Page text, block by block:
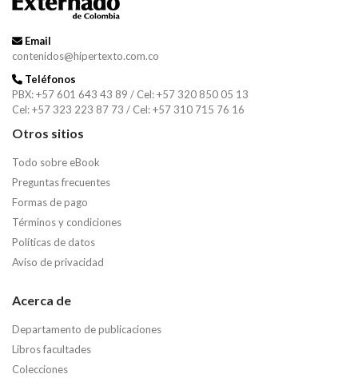
Email
contenidos@hipertexto.com.co
Teléfonos
PBX: +57 601 643 43 89 / Cel: +57 320 850 05 13
Cel: +57 323 223 87 73 / Cel: +57 310 715 76 16
Otros sitios
Todo sobre eBook
Preguntas frecuentes
Formas de pago
Términos y condiciones
Políticas de datos
Aviso de privacidad
Acerca de
Departamento de publicaciones
Libros facultades
Colecciones